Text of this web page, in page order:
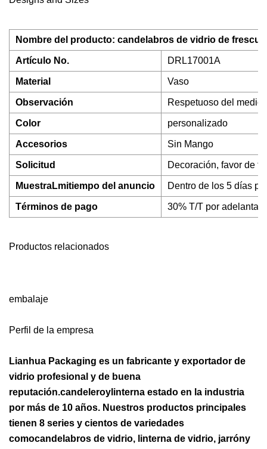
Nombre del producto: candelabros de vidrio de
Artículo No. DRL17001A
Material Vaso
Observación Respetuoso del medio
Color personalizado
Accesorios Sin Mango
Solicitud Decoración, favor de
MuestraLmitiempo del anuncio Dentro de los 5 días
Términos de pago 30% T/T por
Productos relacionados
embalaje
Perfil de la empresa
Lian hua Packaging es un fabricante y exportador de
vidrio profesional y de buena
reputación.candeleroy linterna estado en la industria
por más de 10 años. Nuestros productos principales
tienen 8 series y cientos de variedades
comocandelabros de vidrio, linterna de vidrio, jarróny